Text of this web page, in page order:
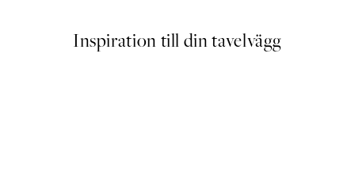
Inspiration till din tavelvägg